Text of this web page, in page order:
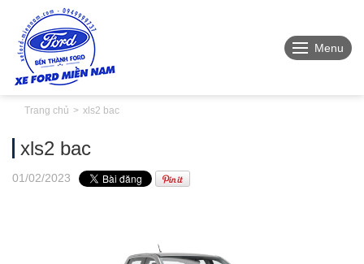
Menu
Trang chủ xls2 bac
xls2 bac
01/02/2023